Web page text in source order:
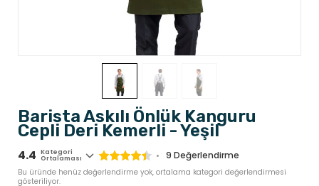
Barista Askılı Önlük Kanguru
Cepli Deri Kemerli - Yeşil
4.4 Kategori
Ortalaması 9 Değerlendirme
Bu üründe henüz değerlendirme yok, ortalama kategori değerlendirmesi
gösteriliyor.